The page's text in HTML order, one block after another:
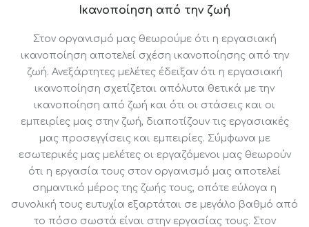
Ικανοποίηση από την ζωή
Στον οργανισμό μας θεωρούμε ότι η εργασιακή
ικανοποίηση αποτελεί σχέση ικανοποίησης από την
ζωή. Ανεξάρτητες μελέτες έδειξαν ότι η εργασιακή
ικανοποίηση σχετίζεται απόλυτα θετικά με την
ικανοποίηση από ζωή και ότι οι στάσεις και οι
εμπειρίες μας στην ζωή, διαποτίζουν τις εργασιακές
μας προσεγγίσεις και εμπειρίες. Σύμφωνα με
εσωτερικές μας μελέτες οι εργαζόμενοι μας θεωρούν
ότι η εργασία τους στον οργανισμό μας αποτελεί
σημαντικό μέρος της ζωής τους, οπότε εύλογα η
συνολική τους ευτυχία εξαρτάται σε μεγάλο βαθμό από
το πόσο σωστά είναι στην εργασίας τους. Στον